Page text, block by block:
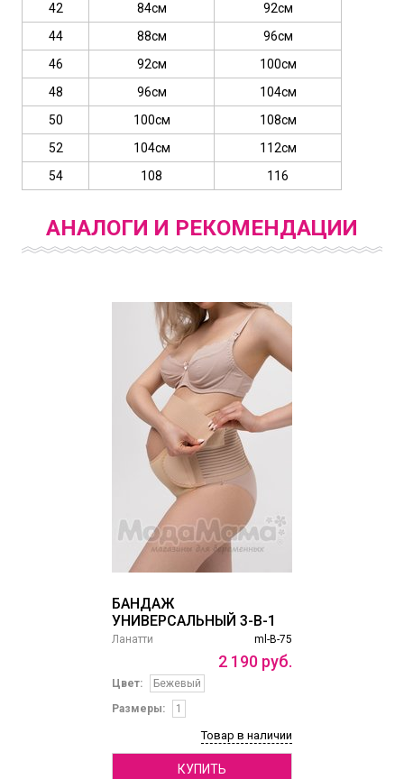
42
84см
92см
44
88см
96см
46
92см
100см
48
96см
104см
50
100см
108см
52
104см
112см
54
108 116
АНАЛОГИ И РЕКОМЕНДАЦИИ
БАНДАЖ
УНИВЕРСАЛЬНЫЙ 3-В-1
ml-B-75
Ланатти
2 190 руб.
Цвет:
Бежевый
Размеры:
1
Товар в наличии
КУПИТЬ